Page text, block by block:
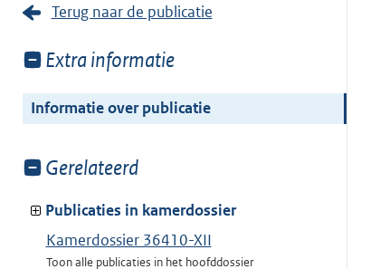
Terug naar de publicatie
Toon
van:
Extra informatie
Informatie over publicatie
Toon
van:
Gerelateerd
Publicaties in kamerdossier
Kamerdossier 36410-XII
Toon alle publicaties in het hoofddossier